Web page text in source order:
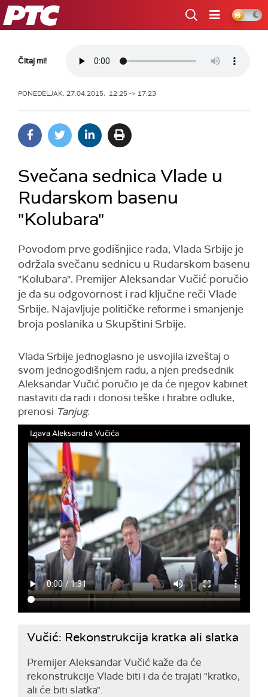
RTS
Čitaj mi!
PONEDELJAK, 27.04.2015, 12:25 -> 17:23
Svečana sednica Vlade u
Rudarskom basenu
"Kolubara"
Povodom prve godišnjice rada, Vlada Srbije je
održala svečanu sednicu u Rudarskom basenu
"Kolubara". Premijer Aleksandar Vučić poručio
je da su odgovornost i rad ključne reči Vlade
Srbije. Najavljuje političke reforme i smanjenje
broja poslanika u Skupštini Srbije.
Vlada Srbije jednoglasno je usvojila izveštaj o
svom jednogodišnjem radu, a njen predsednik
Aleksandar Vučić poručio je da će njegov kabinet
nastaviti da radi i donosi teške i hrabre odluke,
prenosi Tanjug.
Izjava Aleksandra Vučića
Vučić: Rekonstrukcija kratka ali slatka
Premijer Aleksandar Vučić kaže da će
rekonstrukcije Vlade biti i da će trajati "kratko,
ali će biti slatka".